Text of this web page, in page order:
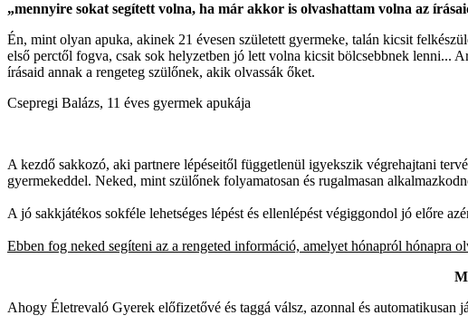
„mennyire sokat segített volna, ha már akkor is olvashattam volna az
Én, mint olyan apuka, akinek 21 évesen született gyermeke, talán kicsit
első perctől fogva, csak sok helyzetben jó lett volna kicsit bölcsebbnek lenni...
írásaid annak a rengeteg szülőnek, akik olvassák őket.
Csepregi Balázs, 11 éves gyermek apukája
A kezdő sakkozó, aki partnere lépéseitől függetlenül igyekszik végrehajtani
gyermekeddel. Neked, mint szülőnek folyamatosan és rugalmasan
A jó sakkjátékos sokféle lehetséges lépést és ellenlépést végiggondol jó előre
Ebben fog neked segíteni az a rengeted információ, amelyet hónapról hónapra
Ahogy Életrevaló Gyerek előfizetővé és taggá válsz, azonnal és automatikusan